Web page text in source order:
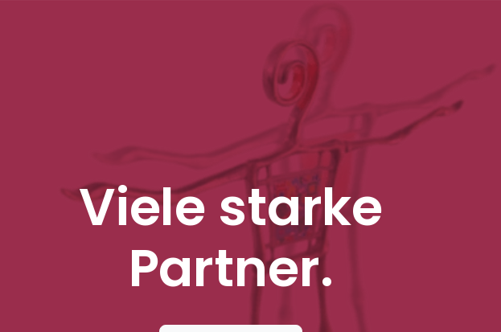
Viele starke
Partner.